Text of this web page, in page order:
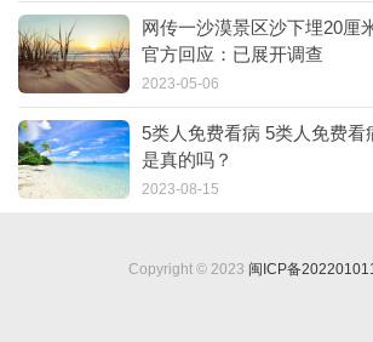
网传一沙漠景区沙下埋20厘
官方回应：已展开调查
2023-05-06
5类人免费看病 5类人免费看
是真的吗？
2023-08-15
Copyright © 2023 闽ICP备